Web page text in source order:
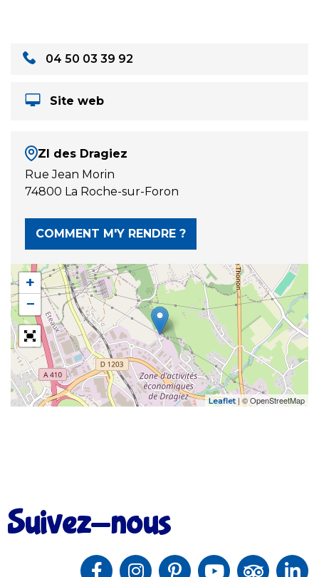
04 50 03 39 92
Site web
ZI des Dragiez
Rue Jean Morin
74800 La Roche-sur-Foron
COMMENT M'Y RENDRE ?
+
−
Leaflet| © OpenStreetMap
Suivez-nous